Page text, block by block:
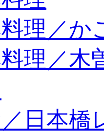
理／か
理／木
日本橋